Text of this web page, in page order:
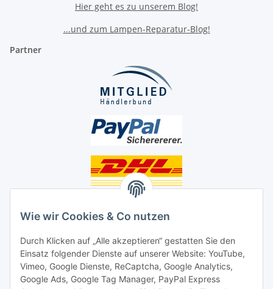
Wie wir Cookies & Co nutzen
Durch Klicken auf „Alle akzeptieren“ gestatten Sie den
Einsatz folgender Dienste auf unserer Website: YouTube,
Vimeo, Google Dienste, ReCaptcha, Google Analytics,
Google Ads, Google Tag Manager, PayPal Express
Hier geht es zu unserem Blog!
...und zum Lampen-Reparatur-Blog!
Partner
Social Media
Unsere Dienstleistungen